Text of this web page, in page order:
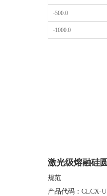
-500.0
-1000.0
激光级熔融硅
规范
产品代码：CLCX-